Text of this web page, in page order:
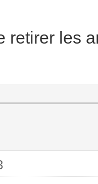
retirer les